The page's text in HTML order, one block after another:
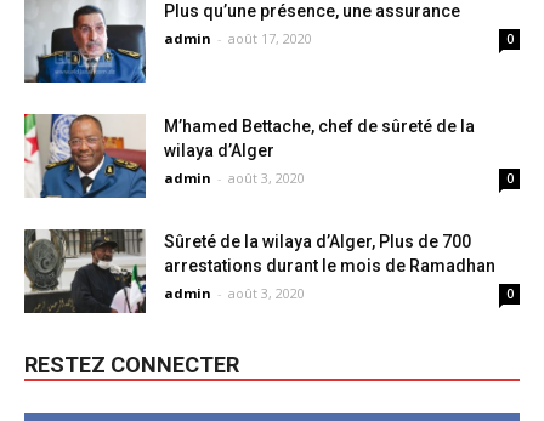
Plus qu’une présence, une assurance
admin - août 17, 2020 0
M’hamed Bettache, chef de sûreté de la
wilaya d’Alger
admin - août 3, 2020 0
Sûreté de la wilaya d’Alger, Plus de 700
arrestations durant le mois de Ramadhan
admin - août 3, 2020 0
RESTEZ CONNECTER